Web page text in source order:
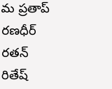
రామ ప్రతాప్
రణధీర్
రతన్
రితేష్